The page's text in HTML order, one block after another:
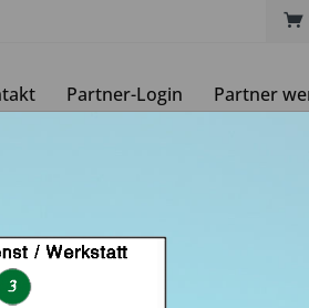
Partner-Login Partner
& ECU Service
(in Augsburg)